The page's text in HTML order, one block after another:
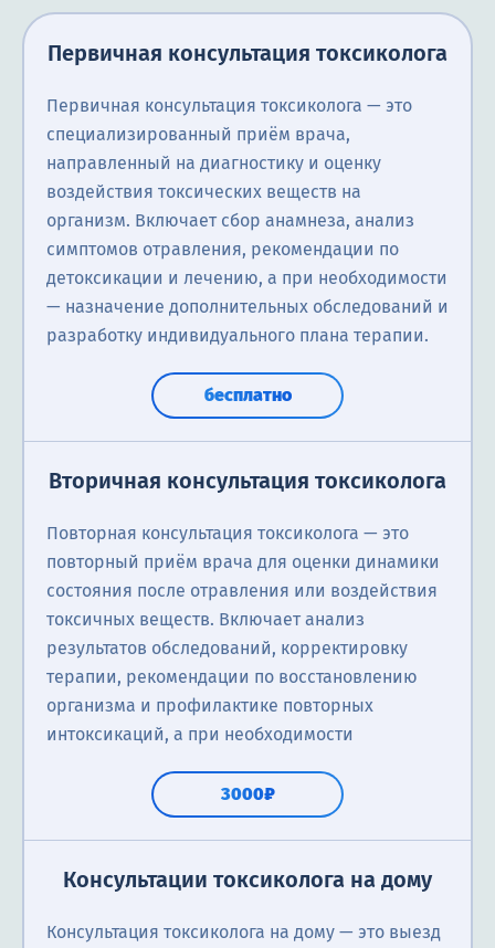
Первичная консультация токсиколога
Первичная консультация токсиколога — это
специализированный приём врача,
направленный на диагностику и оценку
воздействия токсических веществ на
организм. Включает сбор анамнеза, анализ
симптомов отравления, рекомендации по
детоксикации и лечению, а при необходимости
— назначение дополнительных обследований и
разработку индивидуального плана терапии.
бесплатно
Вторичная консультация токсиколога
Повторная консультация токсиколога — это
повторный приём врача для оценки динамики
состояния после отравления или воздействия
токсичных веществ. Включает анализ
результатов обследований, корректировку
терапии, рекомендации по восстановлению
организма и профилактике повторных
интоксикаций, а при необходимости
3000₽
Консультации токсиколога на дому
Консультация токсиколога на дому — это выезд